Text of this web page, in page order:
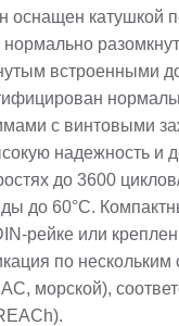
оснащен катушкой
встроенными
с винтовыми
надежность и
до 3600
до 60°C.
рейке или
по нескольким
морской),